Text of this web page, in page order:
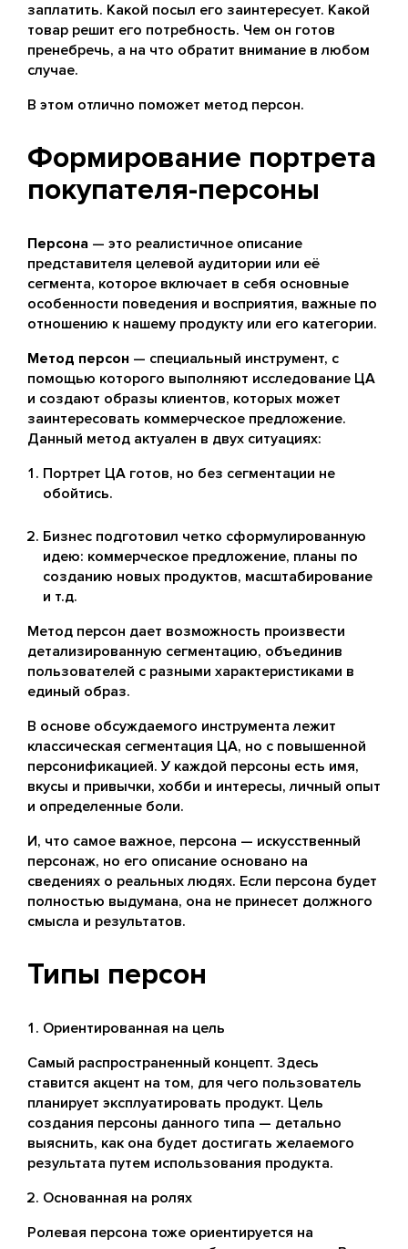
заплатить. Какой посыл его заинтересует. Какой
товар решит его потребность. Чем он готов
пренебречь, а на что обратит внимание в любом
случае.
В этом отлично поможет метод персон.
Формирование портрета
покупателя-персоны
Персона — это реалистичное описание
представителя целевой аудитории или её
сегмента, которое включает в себя основные
особенности поведения и восприятия, важные по
отношению к нашему продукту или его категории.
Метод персон — специальный инструмент, с
помощью которого выполняют исследование ЦА
и создают образы клиентов, которых может
заинтересовать коммерческое предложение.
Данный метод актуален в двух ситуациях:
Портрет ЦА готов, но без сегментации не
обойтись.
Бизнес подготовил четко сформулированную
идею: коммерческое предложение, планы по
созданию новых продуктов, масштабирование
и т.д.
Метод персон дает возможность произвести
детализированную сегментацию, объединив
пользователей с разными характеристиками в
единый образ.
В основе обсуждаемого инструмента лежит
классическая сегментация ЦА, но с повышенной
персонификацией. У каждой персоны есть имя,
вкусы и привычки, хобби и интересы, личный опыт
и определенные боли.
И, что самое важное, персона — искусственный
персонаж, но его описание основано на
сведениях о реальных людях. Если персона будет
полностью выдумана, она не принесет должного
смысла и результатов.
Типы персон
Ориентированная на цель
Самый распространенный концепт. Здесь
ставится акцент на том, для чего пользователь
планирует эксплуатировать продукт. Цель
создания персоны данного типа — детально
выяснить, как она будет достигать желаемого
результата путем использования продукта.
Основанная на ролях
Ролевая персона тоже ориентируется на